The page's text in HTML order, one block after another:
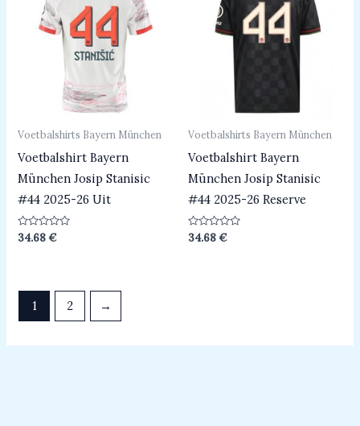
Voetbalshirts Bayern München
Voetbalshirt Bayern
München Josip Stanisic
#44 2025-26 Uit
Beoordeeld
0
34.68€
Voetbalshirts Bayern München
Voetbalshirt Bayern
München Josip Stanisic
#44 2025-26 Reserve
Beoordeeld
0
34.68€
1 2 →